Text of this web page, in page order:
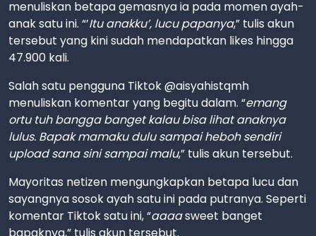
menuliskan betapa gemasnya ia pada momen ayah-
anak satu ini. “’Itu anakku’, lucu papanya,” tulis akun
tersebut yang kini sudah mendapatkan likes hingga
47.900 kali.
Salah satu pengguna Tiktok @aisyahistqmh
menuliskan komentar yang begitu dalam. “emang
ortu tuh bangga banget kalau bisa lihat anaknya
lulus. Bapak mamaku dulu sampai heboh sendiri
upload sana sini sampai malu,” tulis akun tersebut.
Mayoritas netizen mengungkapkan betapa lucu dan
sayangnya sosok ayah satu ini pada putranya. Seperti
komentar Tiktok satu ini, “aaaasweet banget